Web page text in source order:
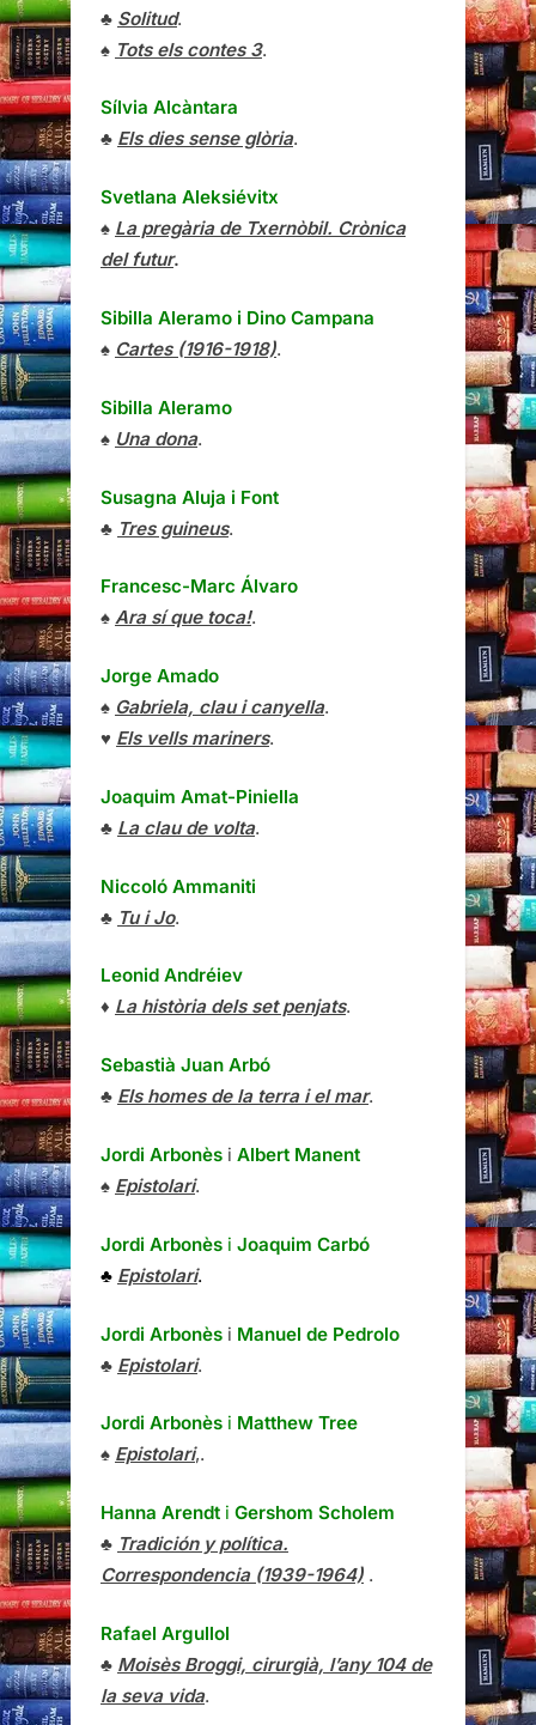
♣ Solitud.
♠ Tots els contes 3.
Sílvia Alcàntara
♣ Els dies sense glòria.
Svetlana Aleksiévitx
♠ La pregària de Txernòbil. Crònica
del futur.
Sibilla Aleramo i Dino Campana
♠ Cartes (1916-1918).
Sibilla Aleramo
♠ Una dona.
Susagna Aluja i Font
♣ Tres guineus.
Francesc-Marc Álvaro
♠ Ara sí que toca!.
Jorge Amado
♠ Gabriela, clau i canyella.
♥ Els vells mariners.
Joaquim Amat-Piniella
♣ La clau de volta.
Niccoló Ammaniti
♣ Tu i Jo.
Leonid Andréiev
♦ La història dels set penjats.
Sebastià Juan Arbó
♣ Els homes de la terra i el mar.
Jordi Arbonès i Albert Manent
♠ Epistolari.
Jordi Arbonès i Joaquim Carbó
♣ Epistolari.
Jordi Arbonès i Manuel de Pedrolo
♣ Epistolari.
Jordi Arbonès i Matthew Tree
♠ Epistolari,.
Hanna Arendt i Gershom Scholem
♣ Tradición y política.
Correspondencia (1939-1964) .
Rafael Argullol
♣ Moisès Broggi, cirurgià, l’any 104 de
la seva vida.